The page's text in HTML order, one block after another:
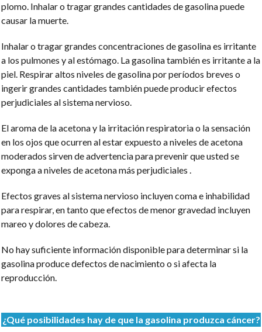
plomo. Inhalar o tragar grandes cantidades de gasolina puede
causar la muerte.
Inhalar o tragar grandes concentraciones de gasolina es irritante
a los pulmones y al estómago. La gasolina también es irritante a la
piel. Respirar altos niveles de gasolina por períodos breves o
ingerir grandes cantidades también puede producir efectos
perjudiciales al sistema nervioso.
El aroma de la acetona y la irritación respiratoria o la sensación
en los ojos que ocurren al estar expuesto a niveles de acetona
moderados sirven de advertencia para prevenir que usted se
exponga a niveles de acetona más perjudiciales .
Efectos graves al sistema nervioso incluyen coma e inhabilidad
para respirar, en tanto que efectos de menor gravedad incluyen
mareo y dolores de cabeza.
No hay suficiente información disponible para determinar si la
gasolina produce defectos de nacimiento o si afecta la
reproducción.
¿Qué posibilidades hay de que la gasolina produzca cáncer?